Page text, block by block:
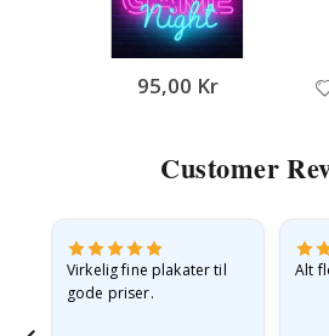
95,00 Kr
Customer
Virkelig fine plakater til
gode priser.
Alt